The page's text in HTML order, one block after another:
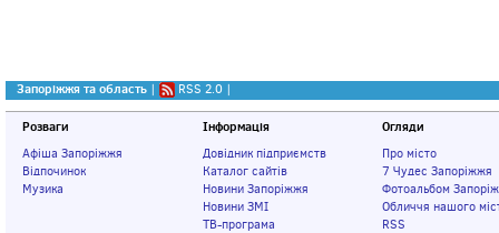
Запоріжжя та область | RSS 2.0 |
Розваги
Афіша Запоріжжя
Відпочинок
Музика
Інформація
Довідник підприємств
Каталог сайтів
Новини Запоріжжя
Новини ЗМІ
ТВ-програма
Огляди
Про місто
7 Чудес Запоріжжя
Фотоальбом
Обличчя нашого
RSS